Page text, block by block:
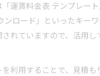
運賃料金表 テンプレー
ンロード」といったキー
されていますので、活用し
を利用することで、見積